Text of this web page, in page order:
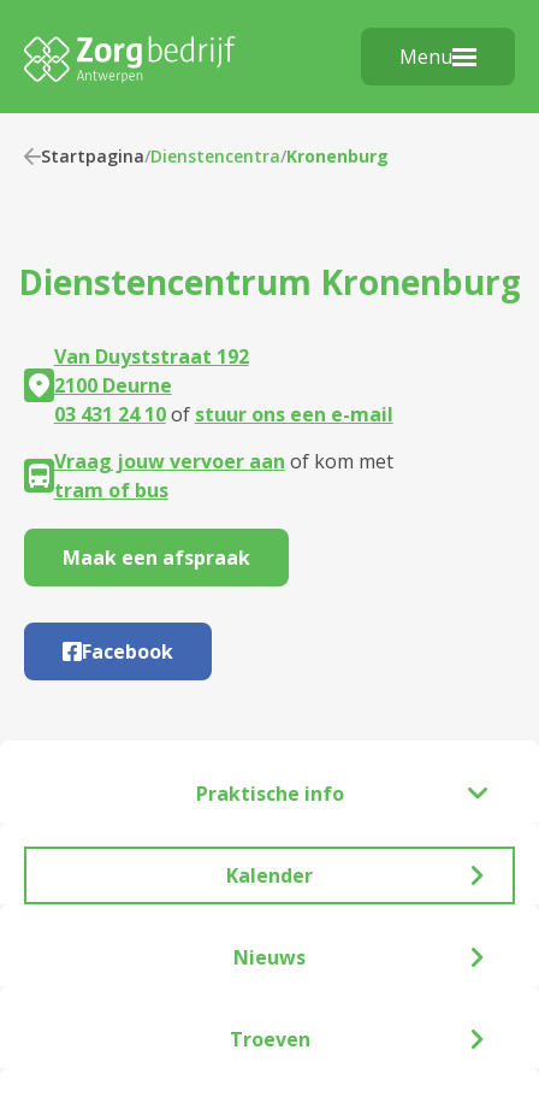
Menu
Startpagina/Dienstencentra/Kronenburg
Dienstencentrum Kronenburg
Van Duyststraat 192
2100 Deurne
03 431 24 10of stuur ons een e-mail
Vraag jouw vervoer aan of kom met
tram of bus
Maak een afspraak
Facebook
Praktische info
Kalender
Nieuws
Troeven